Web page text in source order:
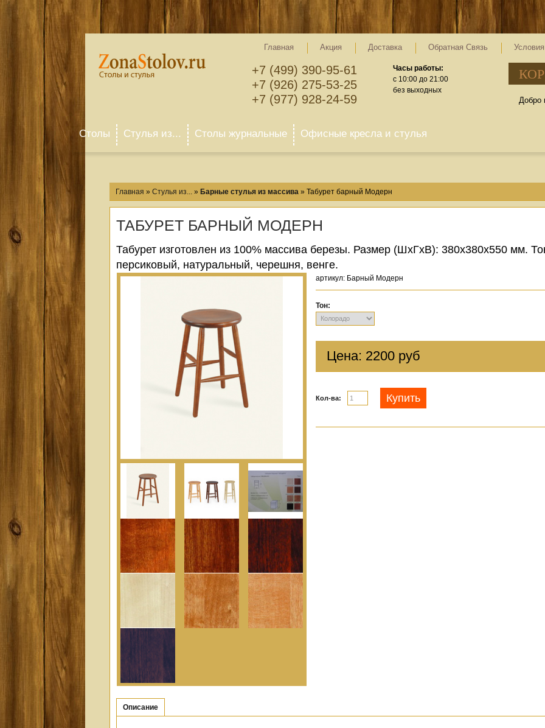
Главная Акция Доставка Обратная Связь
+7 (499) 390-95-61
+7 (926) 275-53-25
+7 (977) 928-24-59
Часы работы:
c 10:00 до 21:00
без выходных
Добро
Столы Стулья из... Столы журнальные Офисные кресла и стулья
Главная » Стулья из... » Барные стулья из массива » Табурет барный Модерн
ТАБУРЕТ БАРНЫЙ МОДЕРН
Табурет изготовлен из 100% массива березы. Размер (ШхГхВ): 380х380х550 мм.
персиковый, натуральный, черешня, венге.
артикул: Барный Модерн
Тон
Цена: 2200 руб
Кол-ва: Купить
Описание